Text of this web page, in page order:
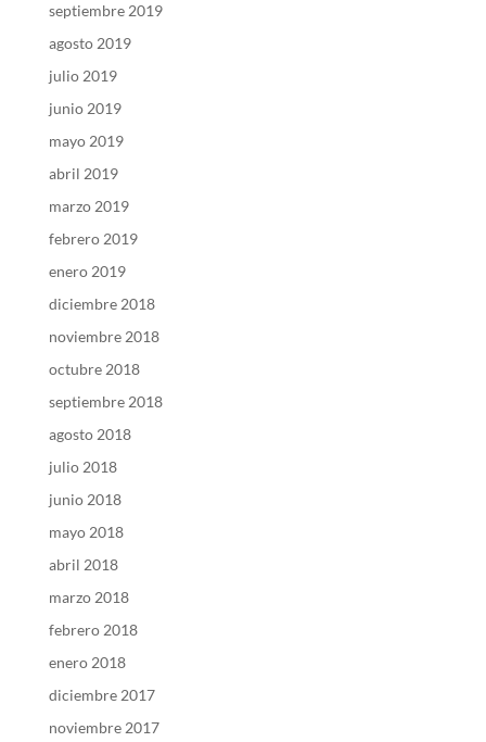
septiembre 2019
agosto 2019
julio 2019
junio 2019
mayo 2019
abril 2019
marzo 2019
febrero 2019
enero 2019
diciembre 2018
noviembre 2018
octubre 2018
septiembre 2018
agosto 2018
julio 2018
junio 2018
mayo 2018
abril 2018
marzo 2018
febrero 2018
enero 2018
diciembre 2017
noviembre 2017